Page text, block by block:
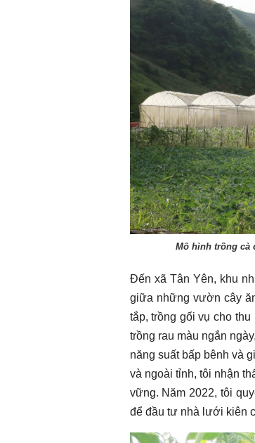
Mô hình trồng cà
Đến xã Tân Yên, khu
giữa những vườn cây
tắp, trồng gối vụ cho
trồng rau màu ngắn
năng suất bấp bênh và
và ngoài tỉnh, tôi nhận
vững. Năm 2022, tôi
để đầu tư nhà lưới kiên
Chào ngày mới 7/8/2026